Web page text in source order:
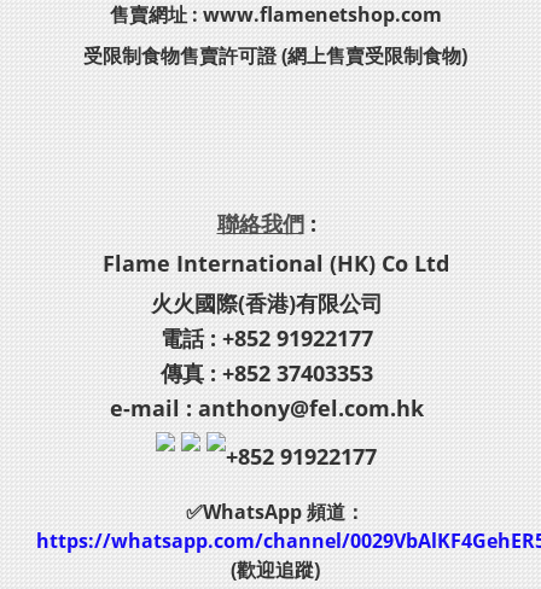
售賣網址 : www.flamenetshop.com
受限制食物售賣許可證 (網上售賣受限制食物)
聯絡我們:
Flame International (HK) Co Ltd
火火國際(香港)有限公司
電話 : +852 91922177
傳真 : +852 37403353
e-mail : anthony@fel.com.hk
+852 91922177
✅WhatsApp 頻道：
https://whatsapp.com/channel/
(歡迎追蹤)